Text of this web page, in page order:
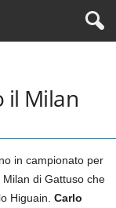
il Milan
in campionato per
di Gattuso che
Higuain.Carlo